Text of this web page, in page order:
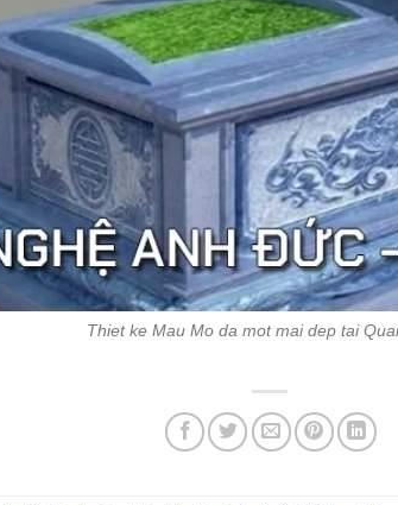
Thiet ke Mau Mo da mot mai dep tai